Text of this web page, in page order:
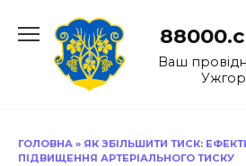
до
Ваш
ГОЛОВНА » ЯК ЗБІЛЬШИТИ ТИСК:
ПІДВИЩЕННЯ АРТЕРІАЛЬНОГО ТИСКУ